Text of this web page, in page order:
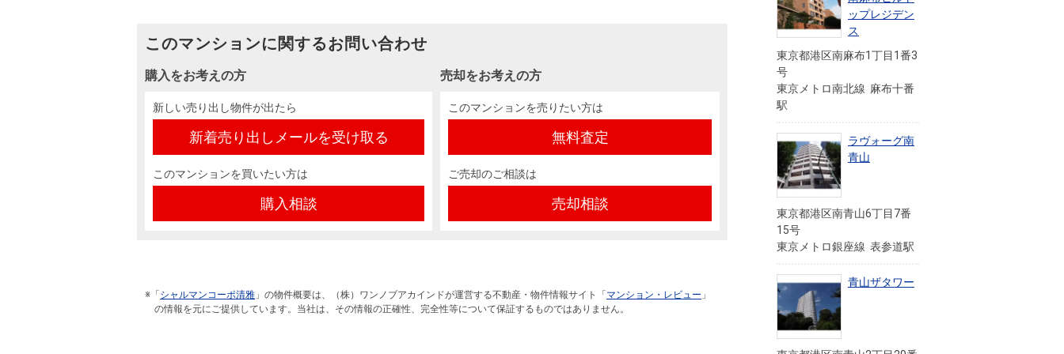
このマンションに関するお問い合わせ
購入をお考えの方
新しい売り出し物件が出たら
新着売り出しメールを受け取る
このマンションを買いたい方は
購入相談
売却をお考えの方
このマンションを売りたい方は
無料査定
ご売却のご相談は
売却相談
※「 シャルマンコーポ清雅 」の物件概要は、（株）ワンノブアカインドが運営する不動産・物件情報サイト「 マンション・レビュー 」
の情報を元にご提供しています。当社は、その情報の正確性、完全性等について保証するものではありません。
ップレジデン
ス
東京都港区南麻布1丁目1番3
号
東京メトロ南北線 麻布十番
駅
ラヴォーグ南
青山
東京都港区南青山6丁目7番
15号
東京メトロ銀座線 表参道駅
青山ザタワー